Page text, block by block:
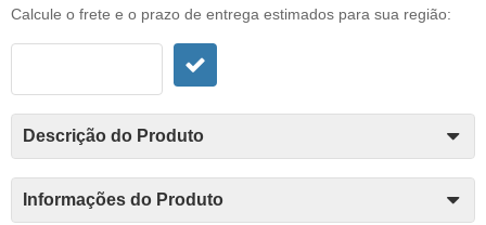
Calcule o frete e o prazo de entrega estimados para sua região:
Descrição do Produto
Informações do Produto